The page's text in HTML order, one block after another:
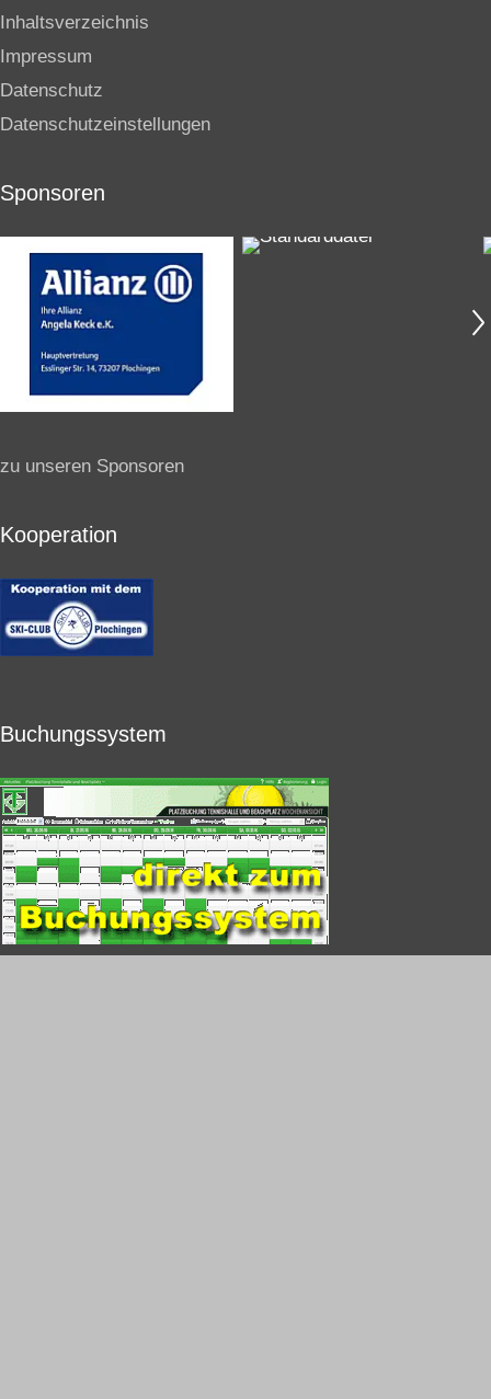
Inhaltsverzeichnis
Impressum
Datenschutz
Datenschutzeinstellungen
Sponsoren
zu unseren Sponsoren
Kooperation
Buchungssystem